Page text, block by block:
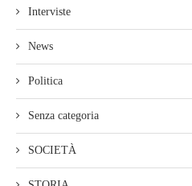
Interviste
News
Politica
Senza categoria
SOCIETÀ